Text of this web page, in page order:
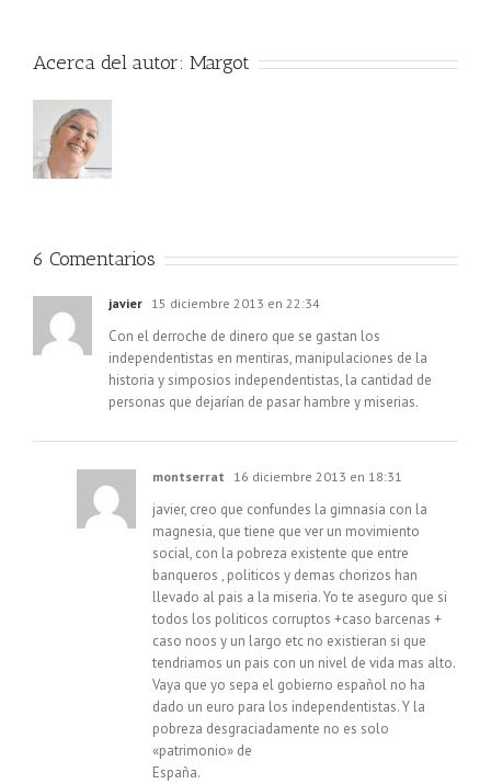
Acerca del autor: Margot
6 Comentarios
javier 15 diciembre 2013 en 22:34
Con el derroche de dinero que se gastan los
independentistas en mentiras, manipulaciones de la
historia y simposios independentistas, la cantidad de
personas que dejarían de pasar hambre y miserias.
montserrat 16 diciembre 2013 en 18:31
javier, creo que confundes la gimnasia con la
magnesia, que tiene que ver un movimiento
social, con la pobreza existente que entre
banqueros , politicos y demas chorizos han
llevado al pais a la miseria. Yo te aseguro que si
todos los politicos corruptos +caso barcenas +
caso noos y un largo etc no existieran si que
tendriamos un pais con un nivel de vida mas alto.
Vaya que yo sepa el gobierno español no ha
dado un euro para los independentistas. Y la
pobreza desgraciadamente no es solo
«patrimonio» de
España.